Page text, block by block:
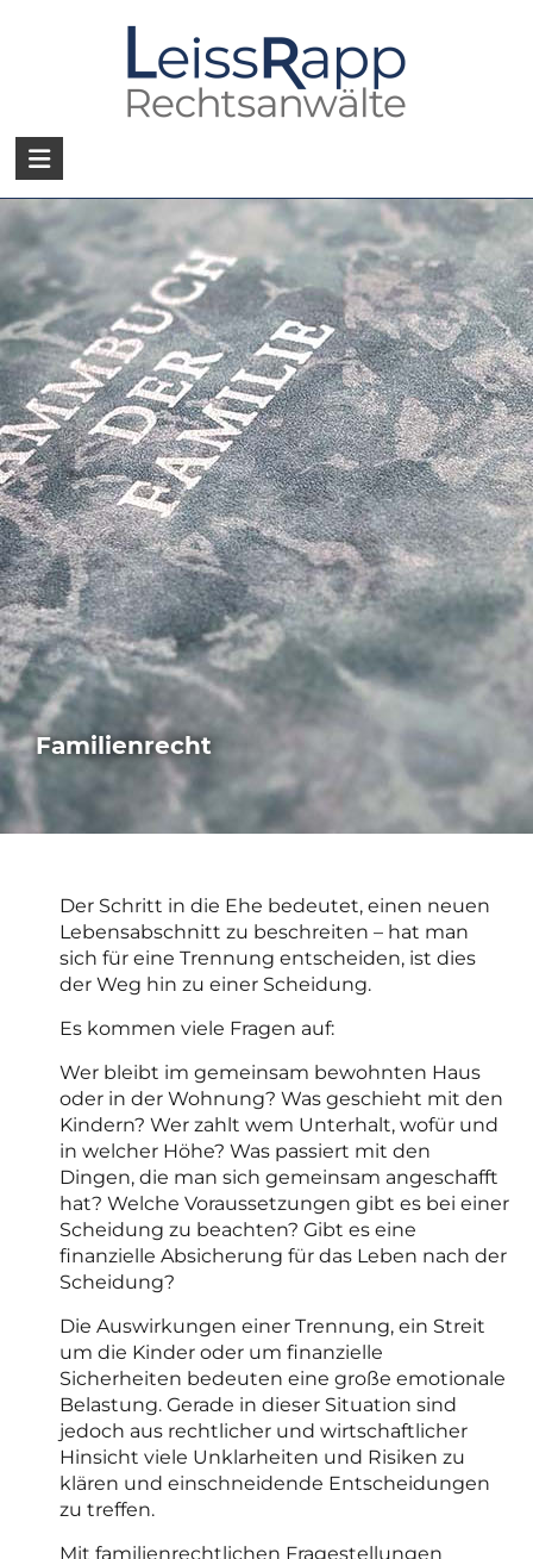
Familienrecht
Der Schritt in die Ehe bedeutet, einen neuen
Lebensabschnitt zu beschreiten – hat man
sich für eine Trennung entscheiden, ist dies
der Weg hin zu einer Scheidung.
Es kommen viele Fragen auf:
Wer bleibt im gemeinsam bewohnten Haus
oder in der Wohnung? Was geschieht mit den
Kindern? Wer zahlt wem Unterhalt, wofür und
in welcher Höhe? Was passiert mit den
Dingen, die man sich gemeinsam angeschafft
hat? Welche Voraussetzungen gibt es bei einer
Scheidung zu beachten? Gibt es eine
finanzielle Absicherung für das Leben nach der
Scheidung?
Die Auswirkungen einer Trennung, ein Streit
um die Kinder oder um finanzielle
Sicherheiten bedeuten eine große emotionale
Belastung. Gerade in dieser Situation sind
jedoch aus rechtlicher und wirtschaftlicher
Hinsicht viele Unklarheiten und Risiken zu
klären und einschneidende Entscheidungen
zu treffen.
Mit familienrechtlichen Fragestellungen